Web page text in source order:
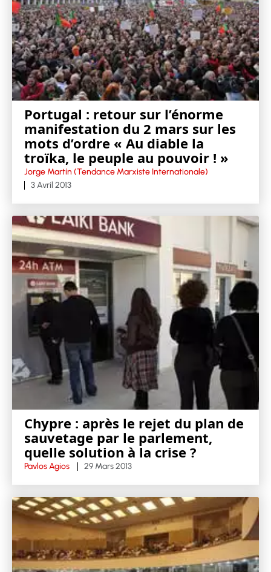
Portugal : retour sur l’énorme
manifestation du 2 mars sur les
mots d’ordre « Au diable la
troïka, le peuple au pouvoir ! »
Jorge Martín (Tendance Marxiste Internationale)
3 Avril 2013
Chypre : après le rejet du plan de
sauvetage par le parlement,
quelle solution à la crise ?
Pavlos Agios 29 Mars 2013